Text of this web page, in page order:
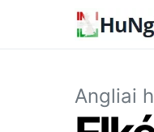
Angliai